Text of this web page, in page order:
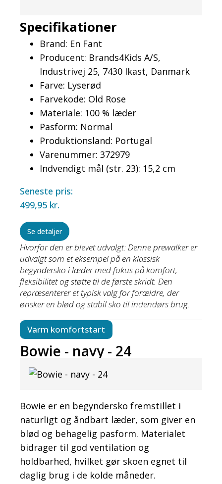
Hvorfor den er blevet udvalgt: Denne prewalker er
udvalgt som et eksempel på en klassisk
begyndersko i læder med fokus på komfort,
fleksibilitet og støtte til de første skridt. Den
repræsenterer et typisk valg for forældre, der
ønsker en blød og stabil sko til indendørs brug.
Specifikationer
Brand: En Fant
Producent: Brands4Kids A/S,
Industrivej 25, 7430 Ikast, Danmark
Farve: Lyserød
Farvekode: Old Rose
Materiale: 100 % læder
Pasform: Normal
Produktionsland: Portugal
Varenummer: 372979
Indvendigt mål (str. 23): 15,2 cm
Seneste pris:
499,95 kr.
Se detaljer
Varm komfortstart
Bowie - navy - 24
Bowie er en begyndersko fremstillet i
naturligt og åndbart læder, som giver en
blød og behagelig pasform. Materialet
bidrager til god ventilation og
holdbarhed, hvilket gør skoen egnet til
daglig brug i de kolde måneder.